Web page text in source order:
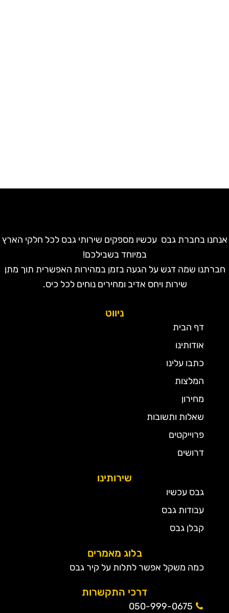
בחברת גבס עכשיו מספקים שירותי גבס לכל חלקי הארץ
במיוחד בשבילכם!
חברתנו שמה דגש על הגעה בזמן במהירות האפשרית תוך מתן
שירות ויחס אדיב ומחירים נוחים לכל כיס.
ניווט
דף הבית
אודותינו
כתבו עלינו
המלצות
מחירון
שאלות ותשובות
פרוייקטים
דרושים
שירותינו
גבס עכשיו
עבודות גבס
קבלן גבס
בלוג מאמרים
כמה משקל אפשר לתלות על קיר גבס
דרכי התקשרות
050-999-0675